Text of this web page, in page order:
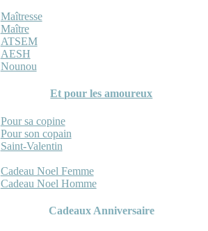
Maîtresse
Maître
ATSEM
AESH
Nounou
Et pour les amoureux
Pour sa copine
Pour son copain
Saint-Valentin
Cadeau Noel Femme
Cadeau Noel Homme
Cadeaux Anniversaire